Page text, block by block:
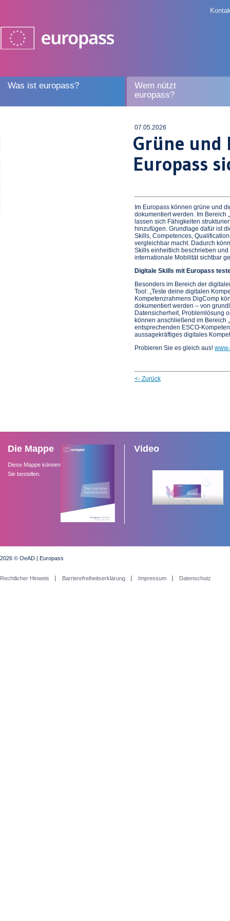
Was ist europass?
Wem nützt
europass?
07.05.2026
Grüne
Europass
Im Europass können grüne und
dokumentiert werden. Im Bereich
lassen sich Fähigkeiten
hinzufügen. Grundlage dafür ist
Skills, Competences,
vergleichbar macht. Dadurch
Skills einheitlich beschrieben
internationale Mobilität sichtbar
Digitale Skills mit Europass
Besonders im Bereich der
Tool: „Teste deine digitalen
Kompetenzrahmens DigComp
dokumentiert werden – von
Datensicherheit, Problemlösung
können anschließend im Bereich
entsprechenden ESCO-
aussagekräftiges digitales
Probieren Sie es gleich aus!
<- Zurück
Die Mappe
Diese Mappe können
Sie bestellen.
Video
2026 © OeAD | Europass
Rechtlicher Hinweis Barrierefreiheitserklärung Impressum Datenschutz